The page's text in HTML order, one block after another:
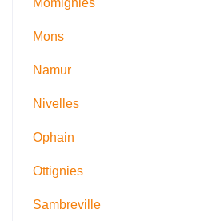
Mons
Namur
Nivelles
Ophain
Ottignies
Sambreville